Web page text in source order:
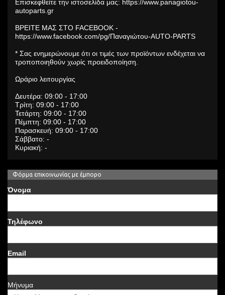
Επισκεφθείτε την ιστοσελίδα μας: https://www.panagiotou-
autoparts.gr
ΒΡΕΙΤΕ ΜΑΣ ΣΤΟ FACEBOOK -
https://www.facebook.com/pg/Παναγιώτου-AUTO-PARTS
* Σας ενημερώνουμε ότι οι τιμές των προϊόντων ενδέχεται να
τροποποιηθούν χωρίς προειδοποίηση.
Ωράριο λειτουργίας
Δευτέρα: 09:00 - 17:00
Τρίτη: 09:00 - 17:00
Τετάρτη: 09:00 - 17:00
Πέμπτη: 09:00 - 17:00
Παρασκευή: 09:00 - 17:00
Σάββατο: -
Κυριακή: -
Φόρμα επικοινωνίας με έμπορο
Όνομα
Τηλέφωνο
Email
Μήνυμα